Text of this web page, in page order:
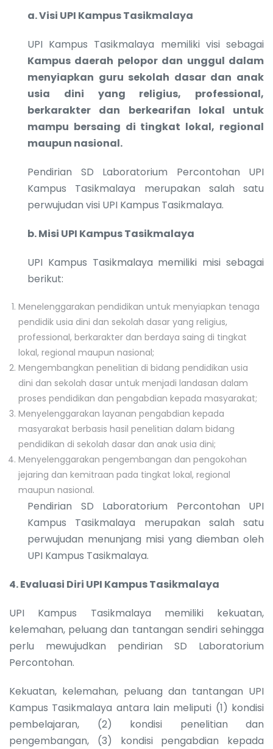
a.Visi UPI Kampus Tasikmalaya
UPI Kampus Tasikmalaya memiliki visi sebagai
Kampus daerah pelopor dan unggul dalam
menyiapkan guru sekolah dasar dan anak
usia dini yang religius, professional,
berkarakter dan berkearifan lokal untuk
mampu bersaing di tingkat lokal, regional
maupun nasional.
Pendirian SD Laboratorium Percontohan UPI
Kampus Tasikmalaya merupakan salah satu
perwujudan visi UPI Kampus Tasikmalaya.
b.Misi UPI Kampus Tasikmalaya
UPI Kampus Tasikmalaya memiliki misi sebagai
berikut:
Menelenggarakan pendidikan untuk menyiapkan tenaga
pendidik usia dini dan sekolah dasar yang religius,
professional, berkarakter dan berdaya saing di tingkat
lokal, regional maupun nasional;
Mengembangkan penelitian di bidang pendidikan usia
dini dan sekolah dasar untuk menjadi landasan dalam
proses pendidikan dan pengabdian kepada masyarakat;
Menyelenggarakan layanan pengabdian kepada
masyarakat berbasis hasil penelitian dalam bidang
pendidikan di sekolah dasar dan anak usia dini;
Menyelenggarakan pengembangan dan pengokohan
jejaring dan kemitraan pada tingkat lokal, regional
maupun nasional.
Pendirian SD Laboratorium Percontohan UPI
Kampus Tasikmalaya merupakan salah satu
perwujudan menunjang misi yang diemban oleh
UPI Kampus Tasikmalaya.
4.Evaluasi Diri UPI Kampus Tasikmalaya
UPI Kampus Tasikmalaya memiliki kekuatan,
kelemahan, peluang dan tantangan sendiri sehingga
perlu mewujudkan pendirian SD Laboratorium
Percontohan.
Kekuatan, kelemahan, peluang dan tantangan UPI
Kampus Tasikmalaya antara lain meliputi (1) kondisi
pembelajaran, (2) kondisi penelitian dan
pengembangan, (3) kondisi pengabdian kepada